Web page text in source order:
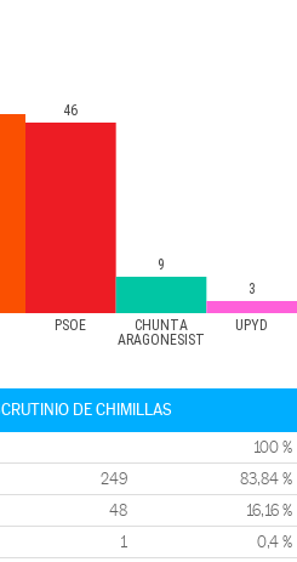
PSOE
CHUNTA
ARAGONESIST
UPYD
46
9
3
DE CHIMILLAS
100 %
249 83,84 %
48 16,16 %
1 0,4 %